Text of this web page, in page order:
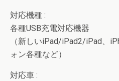
対応機種 :
各種USB充電対応機器
（新しいiPad/iPad2/iPad、
ォン各種など）
対応車 :